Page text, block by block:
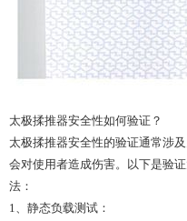
太极揉推器安全性如何验证？
太极揉推器安全性的验证通常涉
会对使用者造成伤害。以下是验
法：
1、静态负载测试：